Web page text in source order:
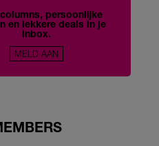
columns, persoonlijke
en lekkere deals in je
inbox.
MELD AAN